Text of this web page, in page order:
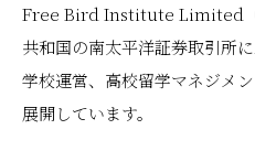
Free Bird Institute Limited（
共和国の南太平洋証券取引所
学校運営、高校留学マネジメ
展開しています。